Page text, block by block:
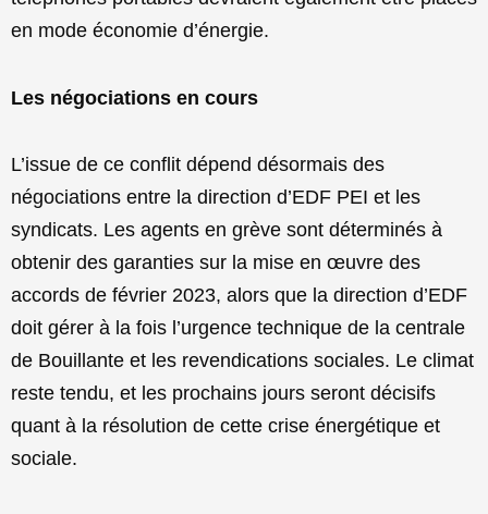
en mode économie d’énergie.
Les négociations en cours
L’issue de ce conflit dépend désormais des
négociations entre la direction d’EDF PEI et les
syndicats. Les agents en grève sont déterminés à
obtenir des garanties sur la mise en œuvre des
accords de février 2023, alors que la direction d’EDF
doit gérer à la fois l’urgence technique de la centrale
de Bouillante et les revendications sociales. Le climat
reste tendu, et les prochains jours seront décisifs
quant à la résolution de cette crise énergétique et
sociale.